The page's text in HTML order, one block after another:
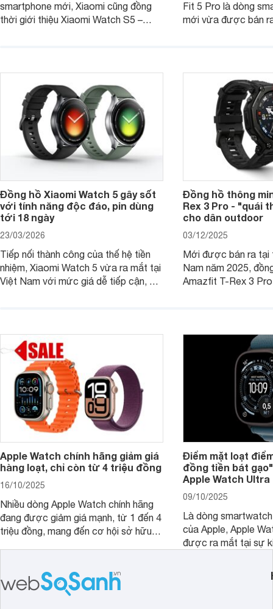
smartphone mới, Xiaomi cũng đồng
thời giới thiệu Xiaomi Watch S5 –
Fit 5 Pro là dòng
mới vừa được bán
năng hiện đại.
Đồng hồ Xiaomi Watch 5 gây sốt
với tính năng độc đáo, pin dùng
tới 18 ngày
23/03/2026
Tiếp nối thành công của thế hệ tiền
nhiệm, Xiaomi Watch 5 vừa ra mắt tại
Việt Nam với mức giá dễ tiếp cận, đi
Đồng hồ thông
Rex 3 Pro - "quái
cho dân outdoor
03/12/2025
Mới được bán ra tại
Nam năm 2025,
Amazfit T-Rex 3
hoa" hỗ trợ tích
Apple Watch chính hãng giảm giá
hàng loạt, chỉ còn từ 4 triệu đồng
16/10/2025
Nhiều dòng Apple Watch chính hãng
đang được giảm giá mạnh, từ 1 đến 4
triệu đồng, mang đến cơ hội sở hữu
Điểm mặt loạt
đồng tiền bát
Apple Watch Ultra
09/10/2025
Là dòng
của Apple, Apple
được ra mắt tại sự
nhưng Apple Watch
loạt điểm mới nâng